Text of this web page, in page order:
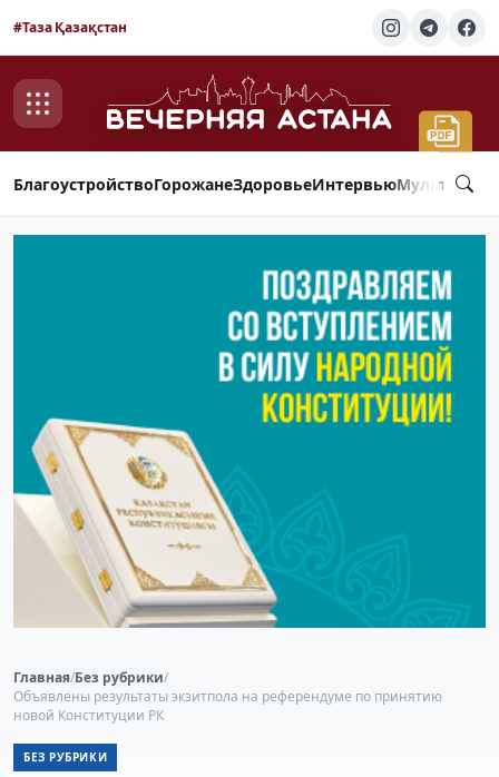
#Таза Қазақстан
БлагоустройствоГорожанеЗдоровьеИнтервью
Главная/Без рубрики/
Объявлены результаты экзитпола на референдуме по принятию
новой Конституции РК
БЕЗ РУБРИКИ